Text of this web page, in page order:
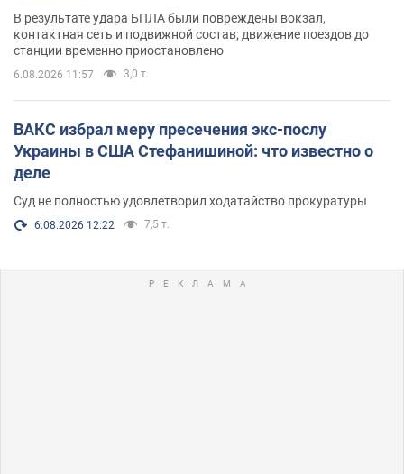
В результате удара БПЛА были повреждены вокзал,
контактная сеть и подвижной состав; движение поездов до
станции временно приостановлено
6.08.2026 11:57 3,0 т.
ВАКС избрал меру пресечения экс-послу
Украины в США Стефанишиной: что известно о
деле
Суд не полностью удовлетворил ходатайство прокуратуры
6.08.2026 12:22 7,5 т.